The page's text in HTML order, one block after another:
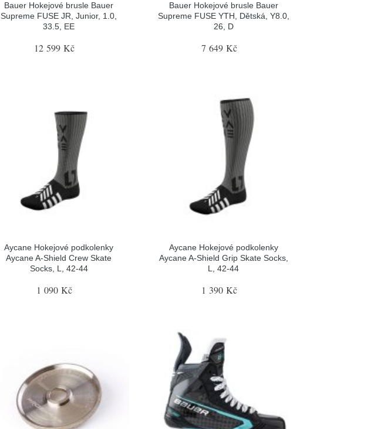
Bauer Hokejové brusle Bauer
Supreme FUSE JR, Junior, 1.0,
33.5, EE
12 599 Kč
Bauer Hokejové brusle Bauer
Supreme FUSE YTH, Dětská, Y8.0,
26, D
7 649 Kč
Aycane Hokejové podkolenky
Aycane A-Shield Crew Skate
Socks, L, 42-44
1 090 Kč
Aycane Hokejové podkolenky
Aycane A-Shield Grip Skate Socks,
L, 42-44
1 390 Kč